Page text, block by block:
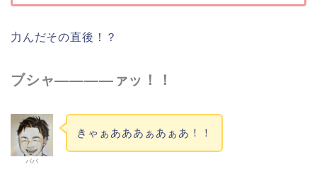
力んだその直後！？
ブシャ――――ァッ！！
パパ
きゃぁあああぁあぁあ！！